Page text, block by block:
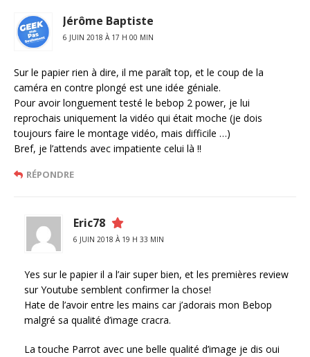
Jérôme Baptiste
6 JUIN 2018 À 17 H 00 MIN
Sur le papier rien à dire, il me paraît top, et le coup de la
caméra en contre plongé est une idée géniale.
Pour avoir longuement testé le bebop 2 power, je lui
reprochais uniquement la vidéo qui était moche (je dois
toujours faire le montage vidéo, mais difficile …)
Bref, je l’attends avec impatiente celui là !!
RÉPONDRE
Eric78
6 JUIN 2018 À 19 H 33 MIN
Yes sur le papier il a l’air super bien, et les premières review
sur Youtube semblent confirmer la chose!
Hate de l’avoir entre les mains car j’adorais mon Bebop
malgré sa qualité d’image cracra.
La touche Parrot avec une belle qualité d’image je dis oui